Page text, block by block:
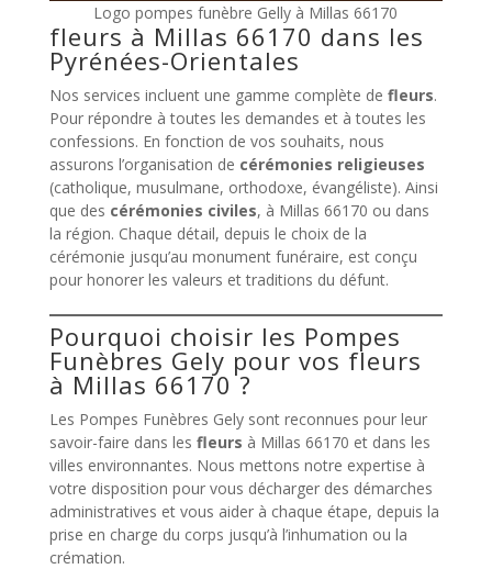
Logo pompes funèbre Gelly à Millas 66170
fleurs à Millas 66170 dans les
Pyrénées-Orientales
Nos services incluent une gamme complète de fleurs.
Pour répondre à toutes les demandes et à toutes les
confessions. En fonction de vos souhaits, nous
assurons l’organisation de cérémonies religieuses
(catholique, musulmane, orthodoxe, évangéliste). Ainsi
que des cérémonies civiles, à Millas 66170 ou dans
la région. Chaque détail, depuis le choix de la
cérémonie jusqu’au monument funéraire, est conçu
pour honorer les valeurs et traditions du défunt.
Pourquoi choisir les Pompes
Funèbres Gely pour vos fleurs
à Millas 66170 ?
Les Pompes Funèbres Gely sont reconnues pour leur
savoir-faire dans les fleurs à Millas 66170 et dans les
villes environnantes. Nous mettons notre expertise à
votre disposition pour vous décharger des démarches
administratives et vous aider à chaque étape, depuis la
prise en charge du corps jusqu’à l’inhumation ou la
crémation.